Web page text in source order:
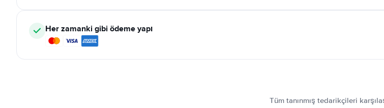
Her zamanki gibi ödeme yapı
Tüm tanınmış tedarikçileri